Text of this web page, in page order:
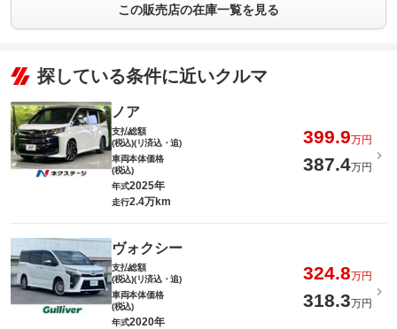
この販売店の在庫一覧を見る
探している条件に近いクルマ
ノア
支払総額
(税込)(リ済込・追)
399.9万円
車両本体価格
(税込)
387.4万円
年式2025年
走行2.4万km
ヴォクシー
支払総額
(税込)(リ済込・追)
324.8万円
車両本体価格
(税込)
318.3万円
年式2020年